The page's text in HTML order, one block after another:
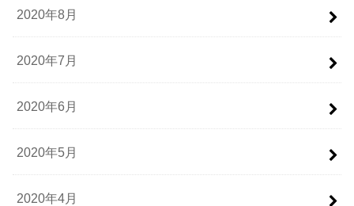
2020年8月
2020年7月
2020年6月
2020年5月
2020年4月